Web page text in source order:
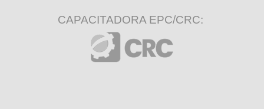
CAPACITADORA EPC/CRC: